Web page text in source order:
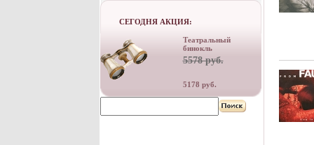
СЕГОДНЯ АКЦИЯ:
Театральный
бинокль
5578 руб.
5178 руб.